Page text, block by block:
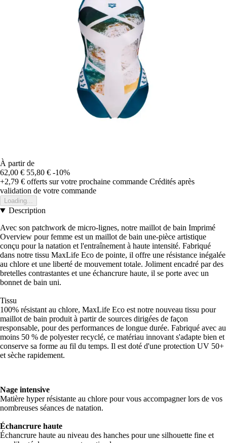
À partir de
62,00 € 55,80 € -10%
+2,79 € offerts sur votre prochaine commande Crédités après
validation de votre commande
Loading...
Description
Avec son patchwork de micro-lignes, notre maillot de bain Imprimé
Overview pour femme est un maillot de bain une-pièce artistique
conçu pour la natation et l'entraînement à haute intensité. Fabriqué
dans notre tissu MaxLife Eco de pointe, il offre une résistance inégalée
au chlore et une liberté de mouvement totale. Joliment encadré par des
bretelles contrastantes et une échancrure haute, il se porte avec un
bonnet de bain uni.
Tissu
100% résistant au chlore, MaxLife Eco est notre nouveau tissu pour
maillot de bain produit à partir de sources dirigées de façon
responsable, pour des performances de longue durée. Fabriqué avec au
moins 50 % de polyester recyclé, ce matériau innovant s'adapte bien et
conserve sa forme au fil du temps. Il est doté d'une protection UV 50+
et sèche rapidement.
Nage intensive
Matière hyper résistante au chlore pour vous accompagner lors de vos
nombreuses séances de natation.
Échancrure haute
Échancrure haute au niveau des hanches pour une silhouette fine et